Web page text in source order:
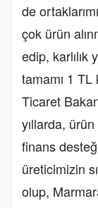
de
çok ürün
edip, karlılık
tamamı 1 TL
Ticaret
yıllarda,
finans
üreticimizin
olup,